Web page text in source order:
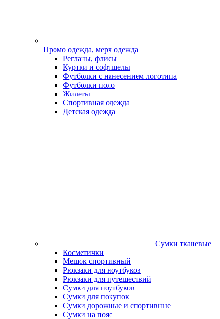
Промо одежда, мерч одежда
Регланы, флисы
Куртки и софтшелы
Футболки с нанесением логотипа
Футболки поло
Жилеты
Спортивная одежда
Детская одежда
Сумки тканевые
Косметички
Мешок спортивный
Рюкзаки для ноутбуков
Рюкзаки для путешествий
Сумки для ноутбуков
Сумки для покупок
Сумки дорожные и спортивные
Сумки на пояс